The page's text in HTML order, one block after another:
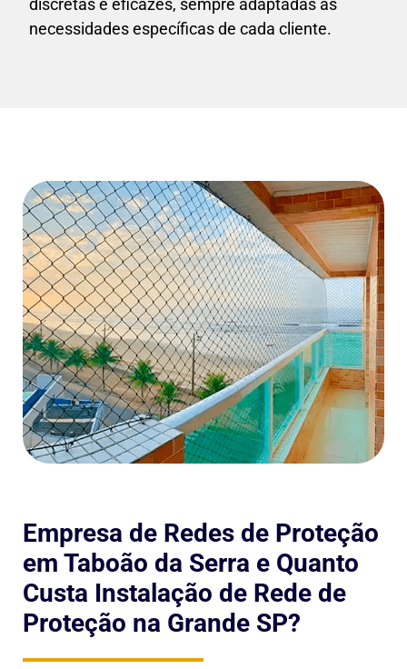
necessidades específicas de cada cliente.
Empresa de Redes de Proteção
em Taboão da Serra e Quanto
Custa Instalação de Rede de
Proteção na Grande SP?